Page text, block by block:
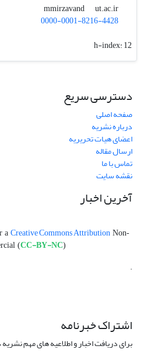
mmirzavand
ut.ac.ir
0000-0001-8216-4428
h-index:12
دسترسی سریع
صفحه اصلی
درباره نشریه
اعضای هیات تحریریه
ارسال مقاله
تماس با ما
نقشه سایت
آخرین اخبار
a Creative Commons Attribution Non-
(CC-BY-NC)
.
اشتراک خبرنامه
برای دریافت اخبار و اطلاعیه های مهم